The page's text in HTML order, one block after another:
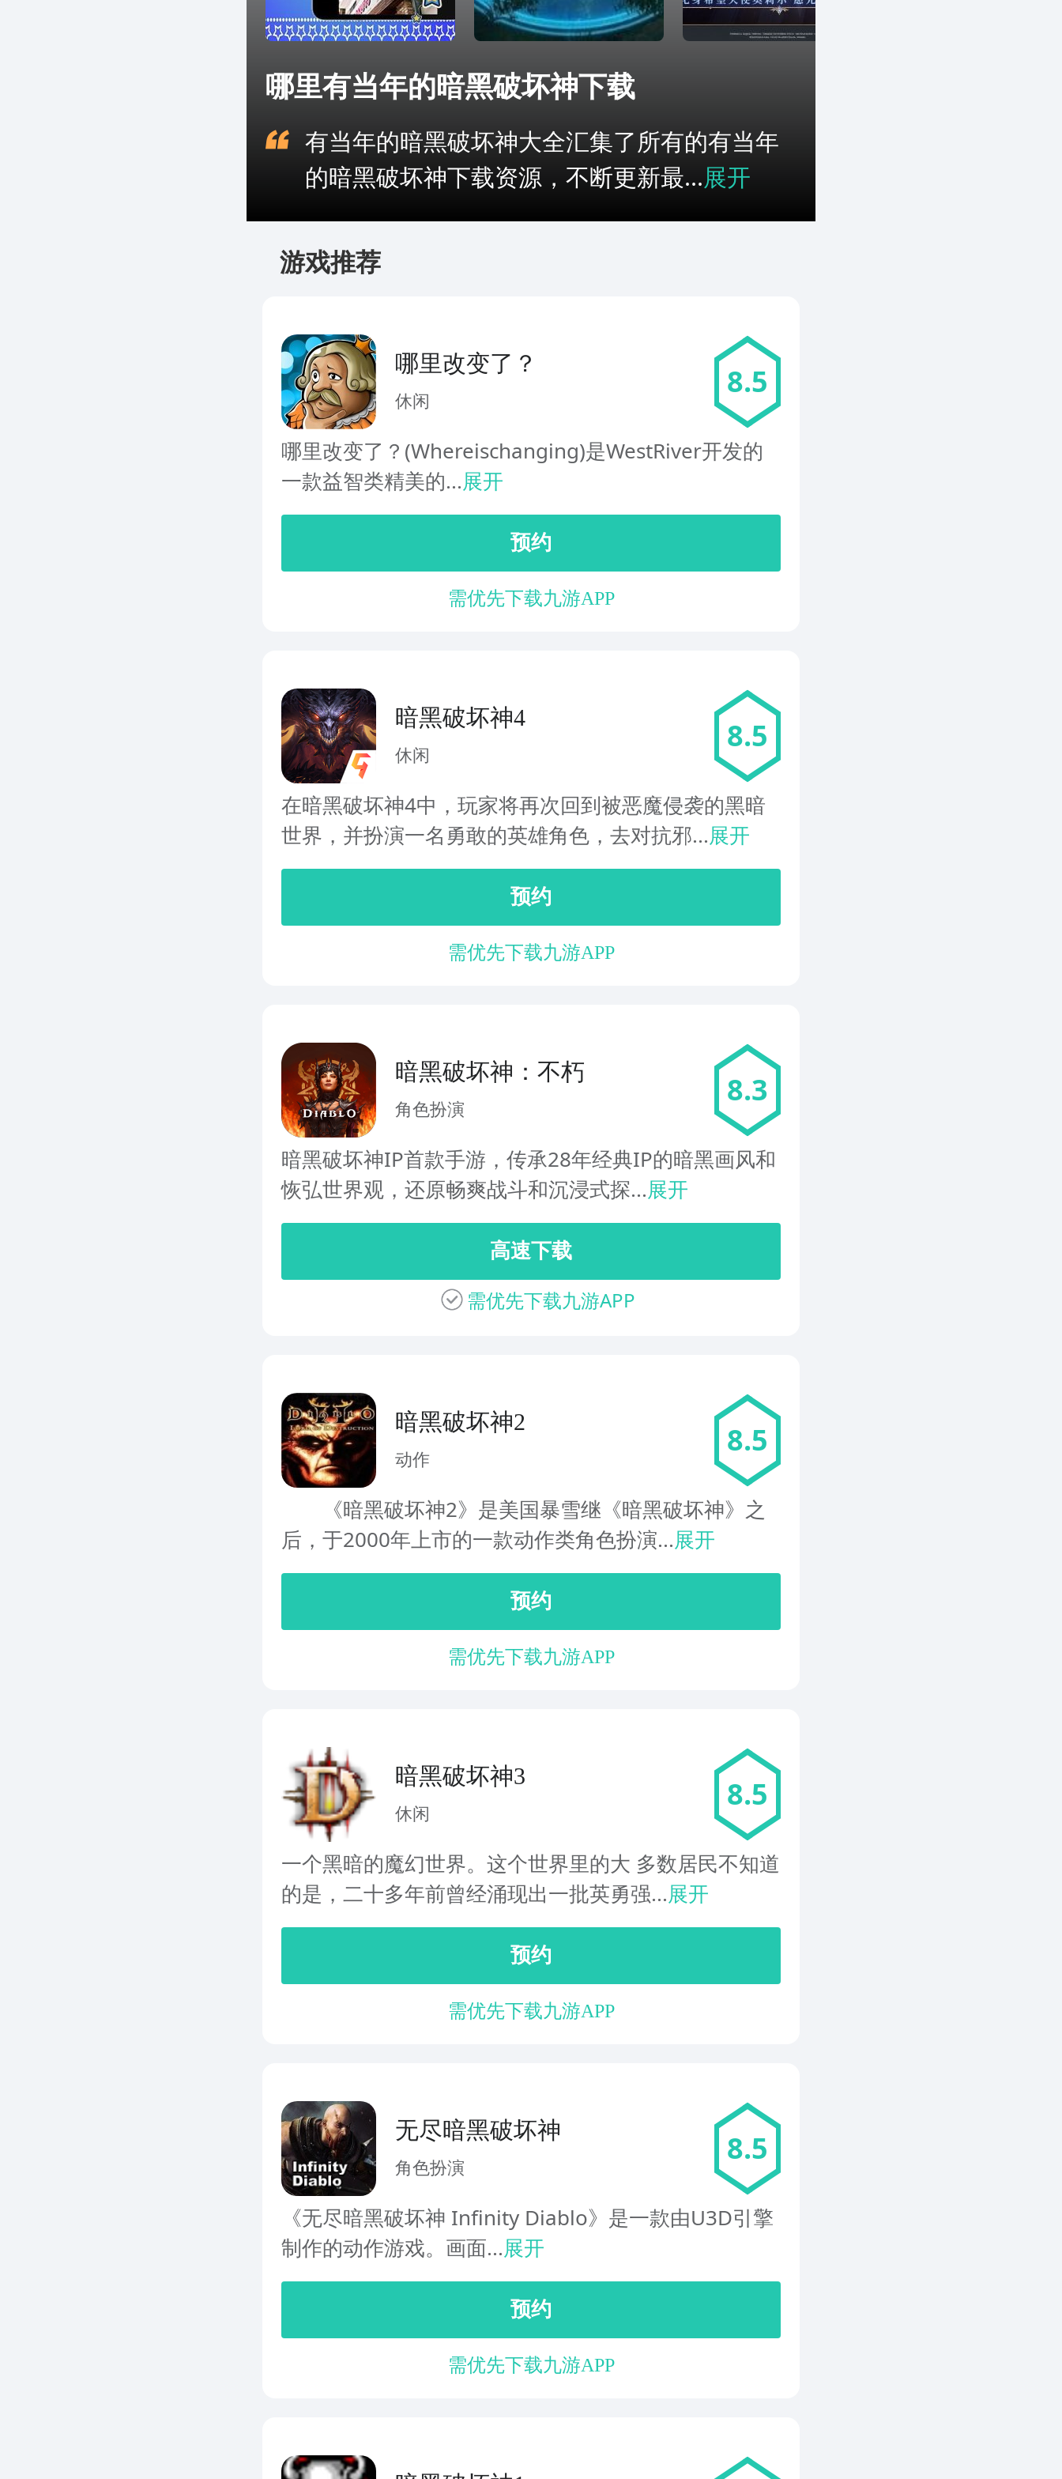
哪里有当年的暗黑破坏神下载
有当年的暗黑破坏神大全汇集了所有的有当年
的暗黑破坏神下载资源，不断更新最...展开
游戏推荐
哪里改变了？
休闲
8.5
哪里改变了？(Whereischanging)是WestRiver开发的
一款益智类精美的...展开
预约
需优先下载九游APP
暗黑破坏神4
休闲
8.5
在暗黑破坏神4中，玩家将再次回到被恶魔侵袭的黑暗
世界，并扮演一名勇敢的英雄角色，去对抗邪...展开
预约
需优先下载九游APP
暗黑破坏神：不朽
角色扮演
8.3
暗黑破坏神IP首款手游，传承28年经典IP的暗黑画风和
恢弘世界观，还原畅爽战斗和沉浸式探...展开
高速下载
需优先下载九游APP
暗黑破坏神2
动作
8.5
《暗黑破坏神2》是美国暴雪继《暗黑破坏神》之
后，于2000年上市的一款动作类角色扮演...展开
预约
需优先下载九游APP
暗黑破坏神3
休闲
8.5
一个黑暗的魔幻世界。这个世界里的大 多数居民不知道
的是，二十多年前曾经涌现出一批英勇强...展开
预约
需优先下载九游APP
无尽暗黑破坏神
角色扮演
8.5
《无尽暗黑破坏神 Infinity Diablo》是一款由U3D引擎
制作的动作游戏。画面...展开
预约
需优先下载九游APP